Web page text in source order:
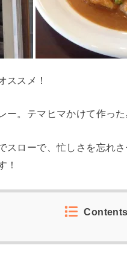
ススメ！
ー。テマヒマかけて作っ
スローで、忙しさを忘れ
！
Contents